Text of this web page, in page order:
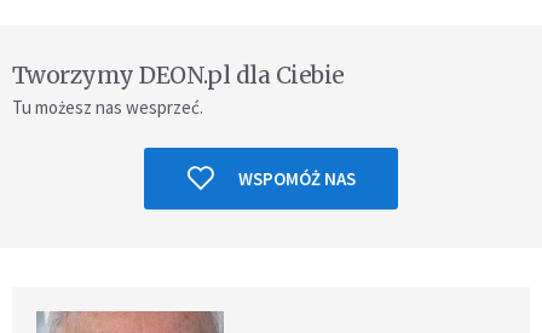
Tworzymy DEON.pl dla Ciebie
Tu możesz nas wesprzeć.
WSPOMÓŻ NAS